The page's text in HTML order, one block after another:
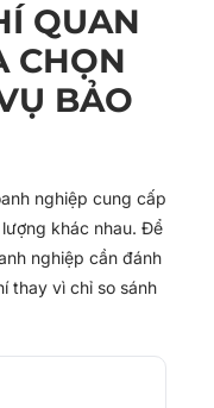
QUAN
CHỌN
BẢO
nghiệp cung cấp
khác nhau. Để
nghiệp cần đánh
thay vì chỉ so sánh